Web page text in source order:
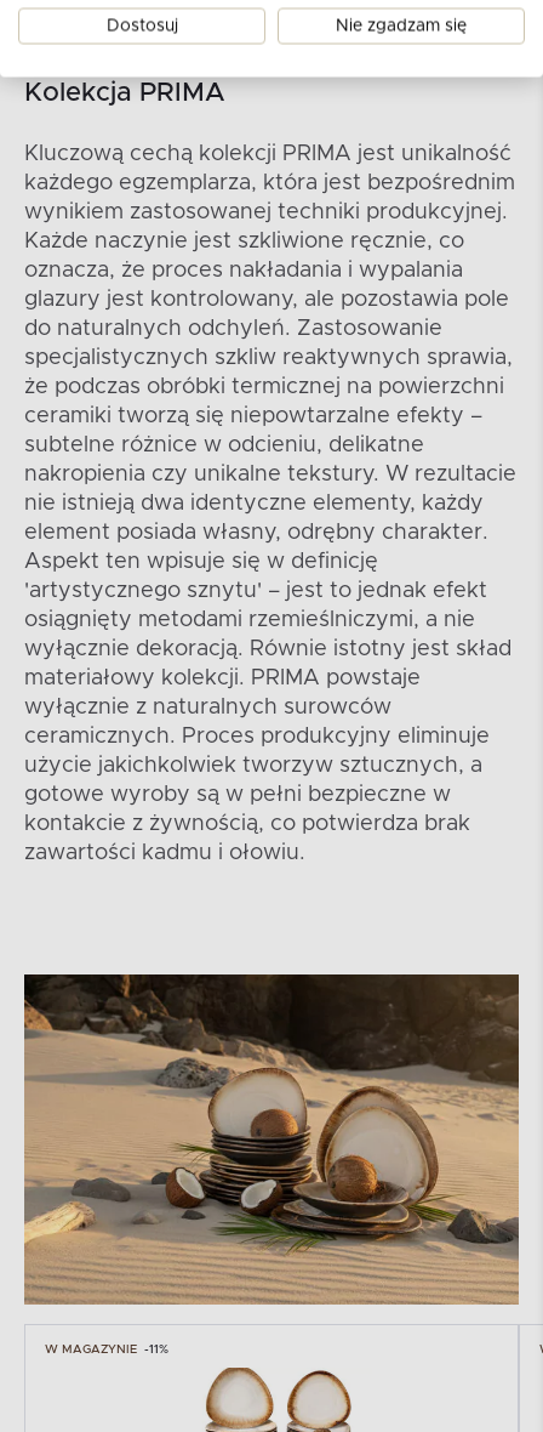
Kolekcja PRIMA
Kluczową cechą kolekcji PRIMA jest unikalność
każdego egzemplarza, która jest bezpośrednim
wynikiem zastosowanej techniki produkcyjnej.
Każde naczynie jest szkliwione ręcznie, co
oznacza, że proces nakładania i wypalania
glazury jest kontrolowany, ale pozostawia pole
do naturalnych odchyleń. Zastosowanie
specjalistycznych szkliw reaktywnych sprawia,
że podczas obróbki termicznej na powierzchni
ceramiki tworzą się niepowtarzalne efekty –
subtelne różnice w odcieniu, delikatne
nakropienia czy unikalne tekstury. W rezultacie
nie istnieją dwa identyczne elementy, każdy
element posiada własny, odrębny charakter.
Aspekt ten wpisuje się w definicję
'artystycznego sznytu' – jest to jednak efekt
osiągnięty metodami rzemieślniczymi, a nie
wyłącznie dekoracją. Równie istotny jest skład
materiałowy kolekcji. PRIMA powstaje
wyłącznie z naturalnych surowców
ceramicznych. Proces produkcyjny eliminuje
użycie jakichkolwiek tworzyw sztucznych, a
gotowe wyroby są w pełni bezpieczne w
kontakcie z żywnością, co potwierdza brak
zawartości kadmu i ołowiu.
W MAGAZYNIE -11%
Dostosuj Nie zgadzam się